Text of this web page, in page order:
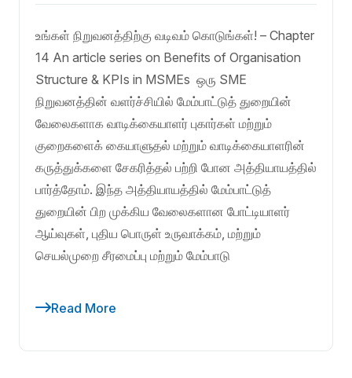
உங்கள் நிறுவனத்திற்கு வடிவம் கொடுங்கள்! – Chapter
14 An article series on Benefits of Organisation
Structure & KPIs in MSMEs ஒரு SME
நிறுவனத்தின் வளர்ச்சியில் மேம்பாட்டுத் துறையின்
வேலைகளாக வாடிக்கையாளர் புகார்கள் மற்றும்
குறைகளைக் கையாளுதல் மற்றும் வாடிக்கையாளரின்
கருத்துக்களை சேகரித்தல் பற்றி போன அத்தியாயத்தில்
பார்த்தோம். இந்த அத்தியாயத்தில் மேம்பாட்டுத்
துறையின் பிற முக்கிய வேலைகளான போட்டியாளர்
ஆய்வுகள், புதிய பொருள் உருவாக்கம், மற்றும்
செயல்முறை சீரமைப்பு மற்றும் மேம்பாடு
Read More